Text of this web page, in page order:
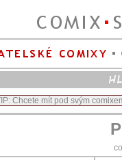
Chcete mít pod svým